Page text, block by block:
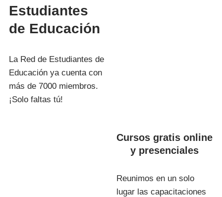
Estudiantes
de Educación
La Red de Estudiantes de
Educación ya cuenta con
más de 7000 miembros.
¡Solo faltas tú!
Cursos gratis online
y presenciales
Reunimos en un solo
lugar las capacitaciones